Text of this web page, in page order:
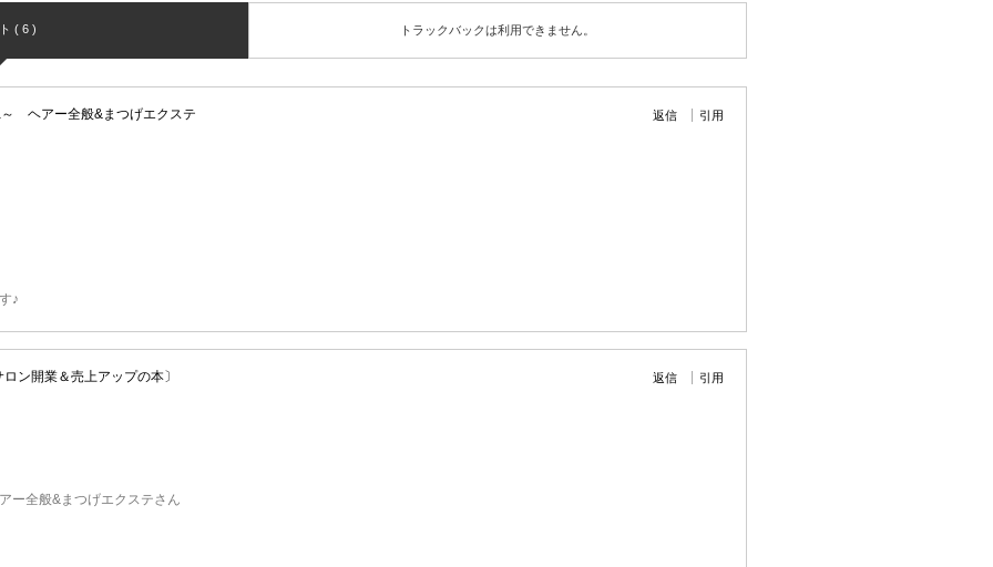
( 6 ) トラックバックは利用できません。
ヘアー全般&まつげエクステ 返信 引用
♪
ン開業＆売上アップの本〕 返信 引用
ー全般&まつげエクステさん